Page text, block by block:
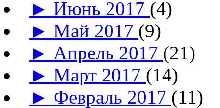
► Июнь 2017 (4)
► Май 2017 (9)
► Апрель 2017 (21)
► Март 2017 (14)
► Февраль 2017 (11)